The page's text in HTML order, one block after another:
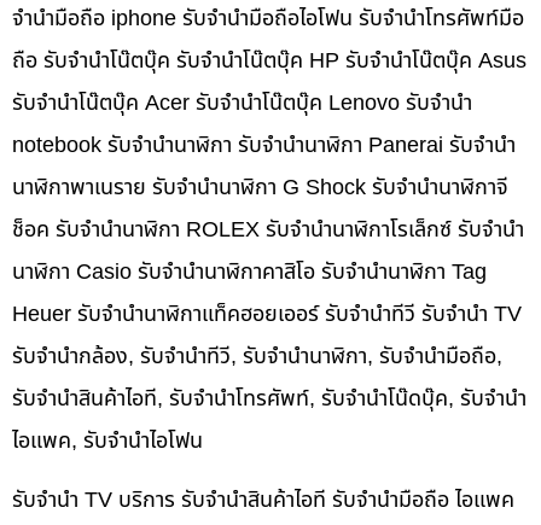
จำนำมือถือ iphone รับจำนำมือถือไอโฟน รับจำนำโทรศัพท์มือ
ถือ รับจำนำโน๊ตบุ๊ค รับจำนำโน๊ตบุ๊ค HP รับจำนำโน๊ตบุ๊ค Asus
รับจำนำโน๊ตบุ๊ค Acer รับจำนำโน๊ตบุ๊ค Lenovo รับจำนำ
notebook รับจำนำนาฬิกา รับจำนำนาฬิกา Panerai รับจำนำ
นาฬิกาพาเนราย รับจำนำนาฬิกา G Shock รับจำนำนาฬิกาจี
ช็อค รับจำนำนาฬิกา ROLEX รับจำนำนาฬิกาโรเล็กซ์ รับจำนำ
นาฬิกา Casio รับจำนำนาฬิกาคาสิโอ รับจำนำนาฬิกา Tag
Heuer รับจำนำนาฬิกาแท็คฮอยเออร์ รับจำนำทีวี รับจำนำ TV
รับจำนำกล้อง, รับจำนำทีวี, รับจำนำนาฬิกา, รับจำนำมือถือ,
รับจำนำสินค้าไอที, รับจำนำโทรศัพท์, รับจำนำโน๊ดบุ๊ค, รับจำนำ
ไอแพค, รับจำนำไอโฟน
รับจำนำ TV บริการ รับจำนำสินค้าไอที รับจำนำมือถือ ไอแพค